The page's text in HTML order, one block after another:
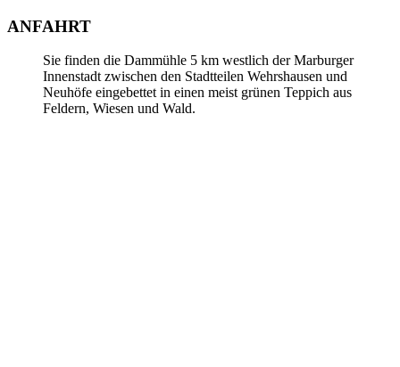
ANFAHRT
Sie finden die Dammühle 5 km westlich der Marburger
Innenstadt zwischen den Stadtteilen Wehrshausen und
Neuhöfe eingebettet in einen meist grünen Teppich aus
Feldern, Wiesen und Wald.